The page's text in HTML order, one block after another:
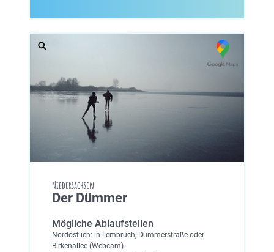
Niedersachsen
Der Dümmer
Mögliche Ablaufstellen
Nordöstlich: in Lembruch, Dümmerstraße oder
Birkenallee (Webcam).